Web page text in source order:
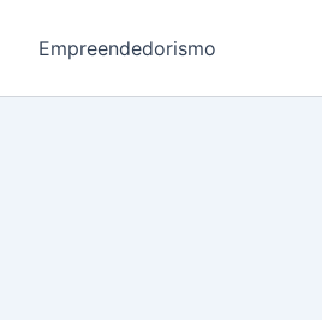
Empreendedorismo